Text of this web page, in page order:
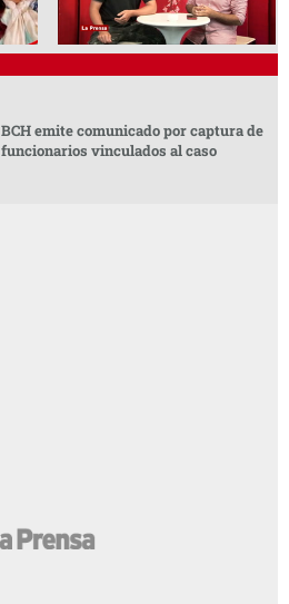
BCH emite comunicado por captura de
funcionarios vinculados al caso